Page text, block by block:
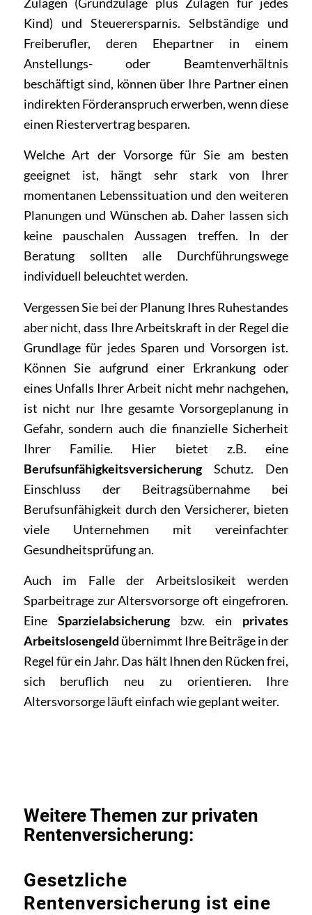
Kind) und Steuerersparnis. Selbständige und
Freiberufler, deren Ehepartner in einem
Anstellungs- oder Beamtenverhältnis
beschäftigt sind, können über Ihre Partner einen
indirekten Förderanspruch erwerben, wenn diese
einen Riestervertrag besparen.
Welche Art der Vorsorge für Sie am besten
geeignet ist, hängt sehr stark von Ihrer
momentanen Lebenssituation und den weiteren
Planungen und Wünschen ab. Daher lassen sich
keine pauschalen Aussagen treffen. In der
Beratung sollten alle Durchführungswege
individuell beleuchtet werden.
Vergessen Sie bei der Planung Ihres Ruhestandes
aber nicht, dass Ihre Arbeitskraft in der Regel die
Grundlage für jedes Sparen und Vorsorgen ist.
Können Sie aufgrund einer Erkrankung oder
eines Unfalls Ihrer Arbeit nicht mehr nachgehen,
ist nicht nur Ihre gesamte Vorsorgeplanung in
Gefahr, sondern auch die finanzielle Sicherheit
Ihrer Familie. Hier bietet z.B. eine
BerufsunfähigkeitsversicherungSchutz. Den
Einschluss der Beitragsübernahme bei
Berufsunfähigkeit durch den Versicherer, bieten
viele Unternehmen mit vereinfachter
Gesundheitsprüfung an.
Auch im Falle der Arbeitslosikeit werden
Sparbeitrage zur Altersvorsorge oft eingefroren.
Eine Sparzielabsicherungbzw. ein privates
Arbeitslosengeld übernimmt Ihre Beiträge in der
Regel für ein Jahr. Das hält Ihnen den Rücken frei,
sich beruflich neu zu orientieren. Ihre
Altersvorsorge läuft einfach wie geplant weiter.
Weitere Themen zur privaten
Rentenversicherung:
Gesetzliche
Rentenversicherung ist eine